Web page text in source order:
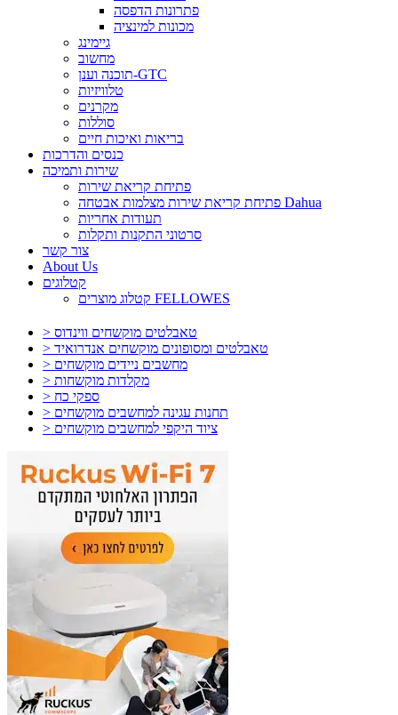
פתרונות הדפסה
מכונות למינציה
גיימינג
מחשוב
תוכנה וענן-GTC
טלוויזיות
מקרנים
סוללות
בריאות ואיכות חיים
כנסים והדרכות
שירות ותמיכה
פתיחת קריאת שירות
פתיחת קריאת שירות מצלמות אבטחה Dahua
תעודות אחריות
סרטוני התקנות ותקלות
צור קשר
About Us
קטלוגים
קטלוג מוצרים FELLOWES
> טאבלטים מוקשחים ווינדוס
> טאבלטים ומסופונים מוקשחים אנדרואיד
> מחשבים ניידים מוקשחים
> מקלדות מוקשחות
> ספקי כח
> תחנות עגינה למחשבים מוקשחים
> ציוד היקפי למחשבים מוקשחים